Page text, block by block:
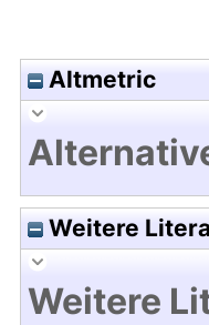
Altmetric
Weitere
Weitere